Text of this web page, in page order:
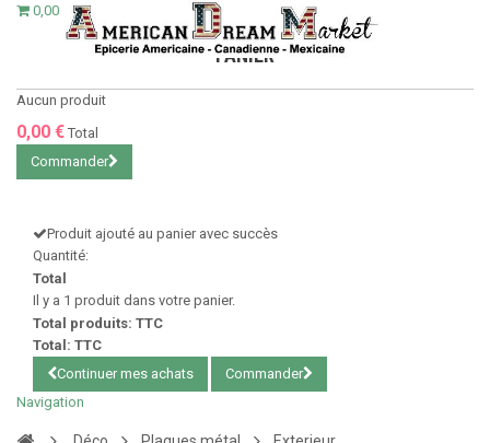
0,00 €
PANIER
Aucun produit
0,00 € Total
Commander
Produit ajouté au panier avec succès
Quantité:
Total
Il y a 1 produit dans votre panier.
Total produits: TTC
Total: TTC
Continuer mes achats
Commander
Navigation